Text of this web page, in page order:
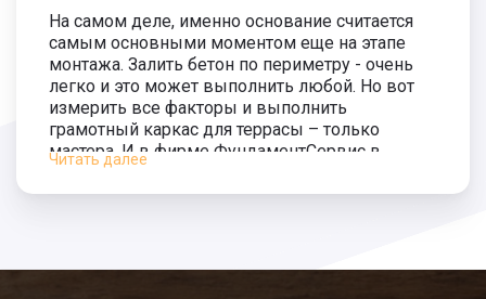
Читать далее
На самом деле, именно основание считается
самым основными моментом еще на этапе
монтажа. Залить бетон по периметру - очень
легко и это может выполнить любой. Но вот
измерить все факторы и выполнить
грамотный каркас для террасы – только
мастера. И в фирме ФундаментСервис в
городе в Томске они есть!
этим важным элементам относят: